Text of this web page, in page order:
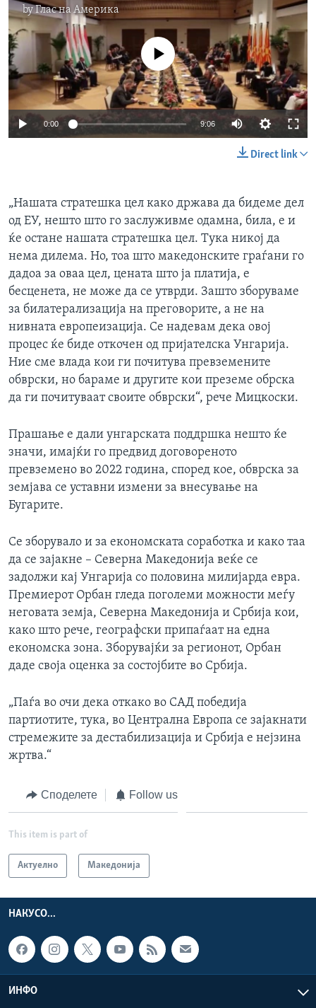
byГлас на Америка
No media source currently available
0:00 9:06
240p
480p
720p
1080p
Direct link
„Нашата стратешка цел како држава да бидеме дел
од ЕУ, нешто што го заслуживме одамна, била, е и
ќе остане нашата стратешка цел. Тука никој да
нема дилема. Но, тоа што македонските граѓани го
дадоа за оваа цел, цената што ја платија, е
бесценета, не може да се утврди. Зашто зборуваме
за билатерализација на преговорите, а не на
нивната европеизација. Се надевам дека овој
процес ќе биде откочен од пријателска Унгарија.
Ние сме влада кои ги почитува превземените
обврски, но бараме и другите кои преземе обрска
да ги почитуваат своите обврски“, рече Мицкоски.
Прашање е дали унгарската поддршка нешто ќе
значи, имајќи го предвид договореното
превземено во 2022 година, според кое, обврска за
земјава се уставни измени за внесување на
Бугарите.
Се зборувало и за економската соработка и како таа
да се зајакне – Северна Македонија веќе се
задолжи кај Унгарија со половина милијарда евра.
Премиерот Орбан гледа поголеми можности меѓу
неговата земја, Северна Македонија и Србија кои,
како што рече, географски припаѓаат на една
економска зона. Зборувајќи за регионот, Орбан
даде своја оценка за состојбите во Србија.
„Паѓа во очи дека откако во САД победија
партиотите, тука, во Централна Европа се зајакнати
стремежите за дестабилизација и Србија е нејзина
жртва.“
Споделете Follow us
This item is part of
Актуелно Македонија
НАКУСО...
ИНФО